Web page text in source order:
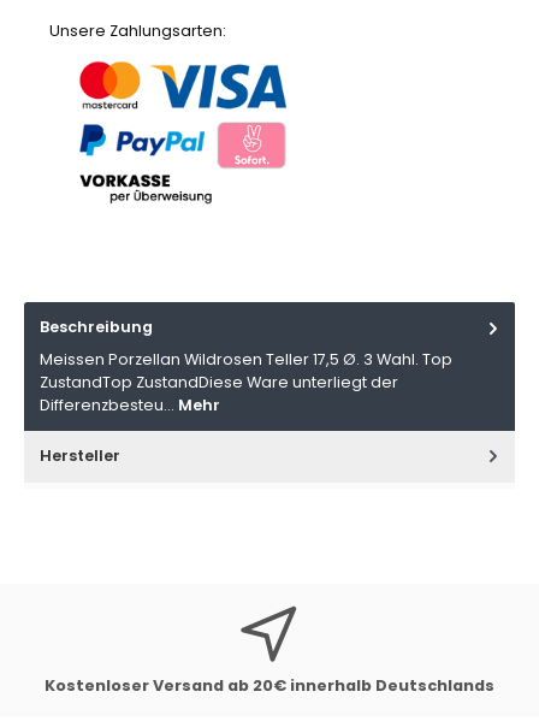
Unsere Zahlungsarten:
Beschreibung
Meissen Porzellan Wildrosen Teller 17,5 Ø. 3 Wahl. Top
ZustandTop ZustandDiese Ware unterliegt der
Differenzbesteu… Mehr
Hersteller
Kostenloser Versand ab 20€ innerhalb Deutschlands